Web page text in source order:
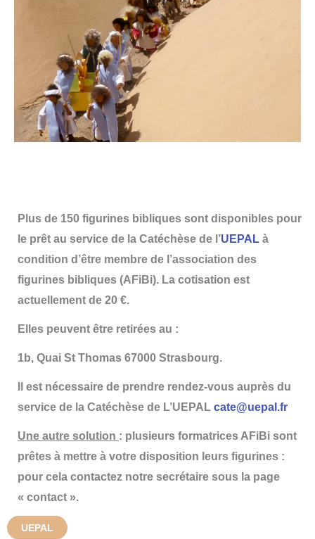
Plus de 150 figurines bibliques sont disponibles pour
le prêt au service de la Catéchèse de l’UEPAL à
condition d’être membre de l’association des
figurines bibliques (AFiBi). La cotisation est
actuellement de 20 €.
Elles peuvent être retirées au :
1b, Quai St Thomas 67000 Strasbourg.
Il est nécessaire de prendre rendez-vous auprès du
service de la Catéchèse de L’UEPAL cate@uepal.fr
Une autre solution : plusieurs formatrices AFiBi sont
prêtes à mettre à votre disposition leurs figurines :
pour cela contactez notre secrétaire sous la page
« contact ».
UEPAL